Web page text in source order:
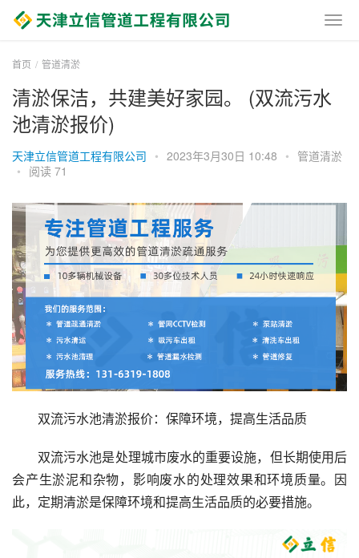
首页 管道清淤
清淤保洁，共建美好家园。 (双流污水
池清淤报价)
天津立信管道工程有限公司 • 2023年3月30日 10:48 • 管道清淤
• 阅读 71
双流污水池清淤报价：保障环境，提高生活品质
双流污水池是处理城市废水的重要设施，但长期使用后
会产生淤泥和杂物，影响废水的处理效果和环境质量。因
此，定期清淤是保障环境和提高生活品质的必要措施。